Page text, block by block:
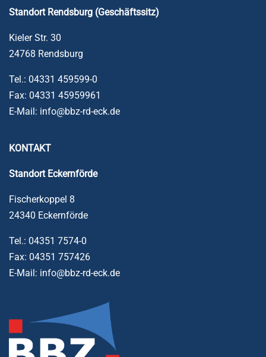
Standort Rendsburg (Geschäftssitz)
Kieler Str. 30
24768 Rendsburg
Tel.: 04331 459599-0
Fax: 04331 45959961
E-Mail: info@bbz-rd-eck.de
KONTAKT
StandortEckernförde
Fischerkoppel 8
24340 Eckernförde
Tel.: 04351 7574-0
Fax: 04351 757426
E-Mail: info@bbz-rd-eck.de